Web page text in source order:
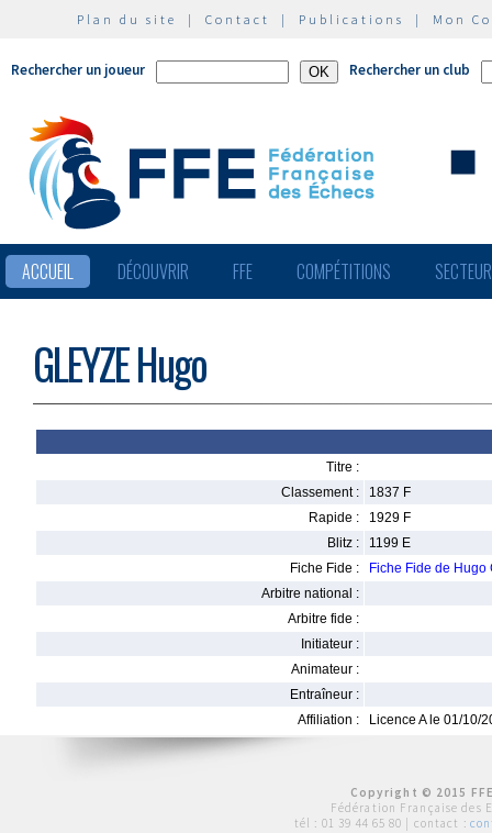
Plan du site | Contact | Publications | Mon
Rechercher un joueur Rechercher un club
ACCUEIL DÉCOUVRIR FFE COMPÉTITIONS
GLEYZE Hugo
Titre :
Classement :
1837 F
Rapide :
1929 F
Blitz :
1199 E
Fiche Fide :
Fiche Fide de Hugo
Arbitre national :
Arbitre fide :
Initiateur :
Animateur :
Entraîneur :
Affiliation :
Licence A le 01/10/
Copyright © 2015
Fédération Française des
tél : 01 39 44 65 80 | contact :